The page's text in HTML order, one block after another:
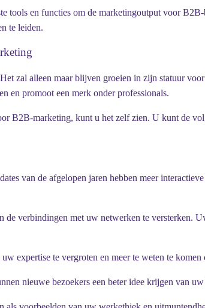
en functies om de marketingoutput voor
te leiden.
zal alleen maar blijven groeien in zijn statuur
en promoot een merk onder professionals.
marketing, kunt u het zelf zien. U kunt de
van de afgelopen jaren hebben meer
verbindingen met uw netwerken te versterken.
expertise te vergroten en meer te weten te
nieuwe bezoekers een beter idee krijgen van